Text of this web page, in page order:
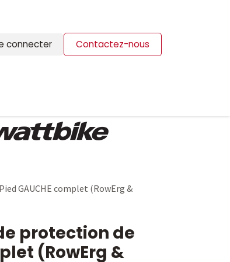
connecter Contactez-nous
GAUCHE complet (RowErg &
protection de
(RowErg &